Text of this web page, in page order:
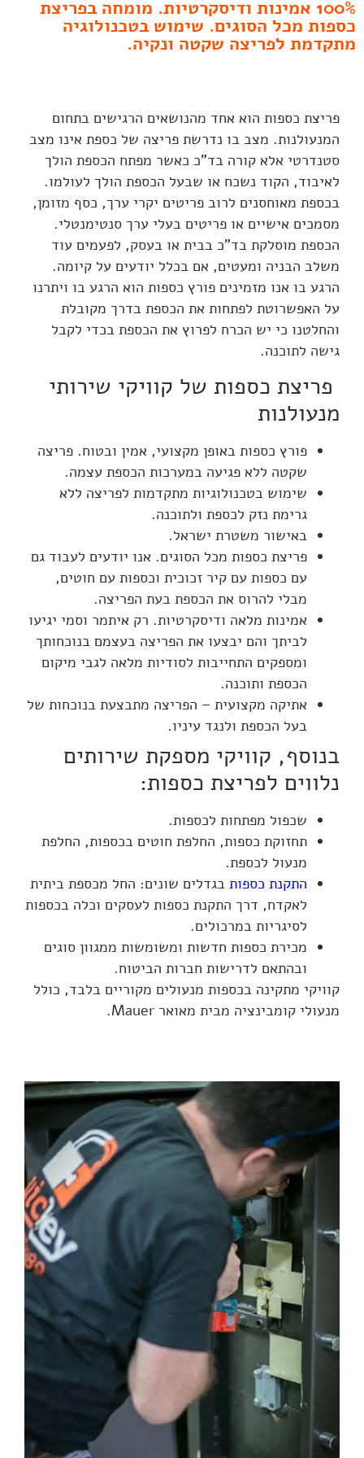
100% אמינות ודיסקרטיות. מומחה בפריצת
כספות מכל הסוגים. שימוש בטכנולוגיה
מתקדמת לפריצה שקטה ונקיה.
פריצת כספות הוא אחד מהנושאים הרגישים בתחום
המנעולנות. מצב בו נדרשת פריצה של כספת אינו מצב
סטנדרטי אלא קורה בד"כ כאשר מפתח הכספת הולך
לאיבוד, הקוד נשכח או שבעל הכספת הולך לעולמו.
בכספת מאוחסנים לרוב פריטים יקרי ערך, כסף מזומן,
מסמכים אישיים או פריטים בעלי ערך סנטימנטלי.
הכספת מוסלקת בד"כ בבית או בעסק, לפעמים עוד
משלב הבניה ומעטים, אם בכלל יודעים על קיומה.
הרגע בו אנו מזמינים פורץ כספות הוא הרגע בו ויתרנו
על האפשרוטת לפתחות את הכספת בדרך מקובלת
והחלטנו כי יש הכרח לפרוץ את הכספת בכדי לקבל
גישה לתוכנה.
פריצת כספות של קוויקי שירותי
מנעולנות
פורץ כספות באופן מקצועי, אמין ובטוח. פריצה
שקטה ללא פגיעה במערכות הכספת עצמה.
שימוש בטכנולוגיות מתקדמות לפריצה ללא
גרימת נזק לכספת ולתוכנה.
באישור משטרת ישראל.
פריצת כספות מכל הסוגים. אנו יודעים לעבוד גם
עם כספות עם קיר זכוכית וכספות עם חוטים,
מבלי להרוס את הכספת בעת הפריצה.
אמינות מלאה ודיסקרטיות. רק איתמר וסמי יגיעו
לביתך והם יבצעו את הפריצה בעצמם בנוכחותך
ומספקים התחייבות לסודיות מלאה לגבי מיקום
הכספת ותוכנה.
אתיקה מקצועית – הפריצה מתבצעת בנוכחות של
בעל הכספת ולנגד עיניו.
בנוסף, קוויקי מספקת שירותים
נלווים לפריצת כספות:
שכפול מפתחות לכספות.
תחזוקת כספות, החלפת חוטים בכספות, החלפת
מנעול לכספת.
התקנת כספות בגדלים שונים: החל מכספת ביתית
לאקדח, דרך התקנת כספות לעסקים וכלה בכספות
לסיגריות במרכולים.
מכירת כספות חדשות ומשומשות ממגוון סוגים
ובהתאם לדרישות חברות הביטוח.
קוויקי מתקינה בכספות מנעולים מקוריים בלבד, כולל
מנעולי קומבינציה מבית מאואר Mauer.